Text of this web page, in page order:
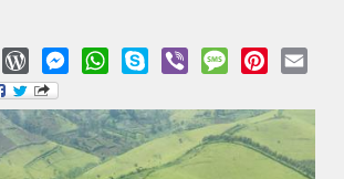
LinkedInWordPressMessengerWhatsApp
Skype Viber MessagePinterest